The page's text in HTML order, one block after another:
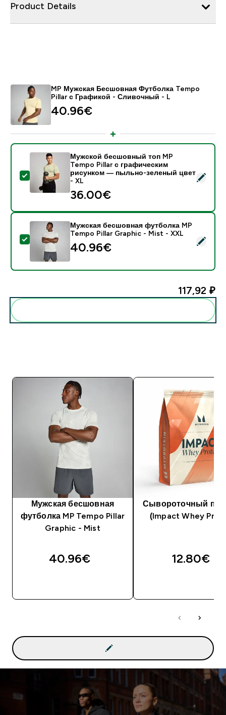
Product Details
MP Мужская Бесшовная Футболка Tempo
Pillar с Графикой - Сливочный - L
40.96€‎
- Мужской бесшовный топ MP Tempo Pillar с
Мужской бесшовный топ MP
Tempo Pillar с графическим
рисунком — пыльно-зеленый цвет
- XL
36.00€‎
- Мужская бесшовная футболка MP Tempo Pillar
Мужская бесшовная футболка MP
Tempo Pillar Graphic - Mist - XXL
40.96€‎
117,92 ₽‎
Мужская бесшовная
футболка MP Tempo Pillar
Graphic - Mist
40.96€‎
Сывороточный
(Impact Whey
12.80€‎